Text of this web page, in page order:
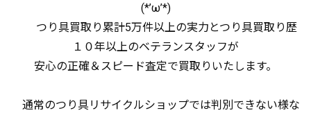
(*’ω’*)
つり具買取り累計5万件以上の実力とつり具買取り歴
１０年以上のベテランスタッフが
安心の正確＆スピード査定で買取りいたします。
通常のつり具リサイクルショップでは判別できない様な